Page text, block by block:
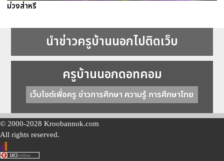
ม่วงส่าหรี
นำข่าวครูบ้านนอกไปติดเว็บ
ครูบ้านนอกดอทคอม
เว็บไซต์เพื่อครู ข่าวการศึกษา ความรู้ การศึกษาไทย
© 2000-2028 Kroobannok.com
All rights reserved.